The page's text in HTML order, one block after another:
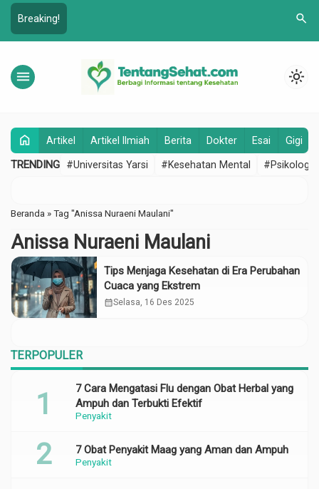
Breaking! search
menu light_mode
home Artikel Artikel Ilmiah Berita Dokter Esai Gigi
TRENDING #Universitas Yarsi #Kesehatan Mental #Psikologi
Beranda »Tag "Anissa Nuraeni Maulani"
Anissa Nuraeni Maulani
Tips Menjaga Kesehatan di Era Perubahan
Cuaca yang Ekstrem
calendar_monthSelasa, 16 Des 2025
TERPOPULER
Penyakit
7 Cara Mengatasi Flu dengan Obat Herbal yang
Ampuh dan Terbukti Efektif
Penyakit
7 Obat Penyakit Maag yang Aman dan Ampuh